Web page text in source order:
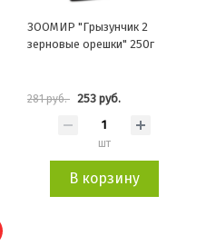
ЗООМИР "Грызунчик 2
зерновые орешки" 250г
281 руб. 253 руб.
шт
В корзину